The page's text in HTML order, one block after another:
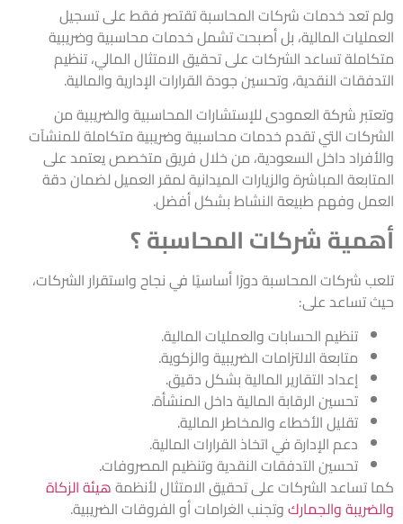
ولم تعد خدمات شركات المحاسبة تقتصر فقط على تسجيل
العمليات المالية، بل أصبحت تشمل خدمات محاسبية وضريبية
متكاملة تساعد الشركات على تحقيق الامتثال المالي، تنظيم
التدفقات النقدية، وتحسين جودة القرارات الإدارية والمالية.
وتعتبرشركة العمودى للإستشارات المحاسبية والضريبيةمن
الشركات التي تقدم خدمات محاسبية وضريبية متكاملة للمنشآت
والأفراد داخل السعودية، من خلال فريق متخصص يعتمد على
المتابعة المباشرة والزيارات الميدانية لمقر العميل لضمان دقة
العمل وفهم طبيعة النشاط بشكل أفضل.
أهمية شركات المحاسبة ؟
تلعب شركات المحاسبة دورًا أساسيًا في نجاح واستقرار الشركات،
حيث تساعد على:
تنظيم الحسابات والعمليات المالية.
متابعة الالتزامات الضريبية والزكوية.
إعداد التقارير المالية بشكل دقيق.
تحسين الرقابة المالية داخل المنشأة.
تقليل الأخطاء والمخاطر المالية.
دعم الإدارة في اتخاذ القرارات المالية.
تحسين التدفقات النقدية وتنظيم المصروفات.
كما تساعد الشركات على تحقيق الامتثال لأنظمةهيئة الزكاة
والضريبة والجماركوتجنب الغرامات أو الفروقات الضريبية.